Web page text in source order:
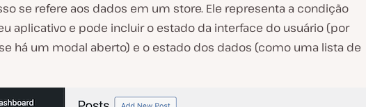
se refere aos dados em um store. Ele representa a condição
aplicativo e pode incluir o estado da interface do usuário (por
há um modal aberto) e o estado dos dados (como uma lista de